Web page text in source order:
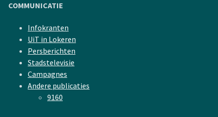
COMMUNICATIE
Infokranten
UiT in Lokeren
Persberichten
Stadstelevisie
Campagnes
Andere publicaties
9160